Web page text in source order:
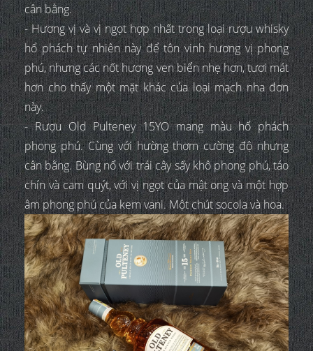
cân bằng.
- Hương vị và vị ngọt hợp nhất trong loại rượu whisky
hổ phách tự nhiên này để tôn vinh hương vị phong
phú, nhưng các nốt hương ven biển nhẹ hơn, tươi mát
hơn cho thấy một mặt khác của loại mạch nha đơn
này.
- Rượu Old Pulteney 15YO mang màu hổ phách
phong phú. Cùng với hường thơm cường độ nhưng
cân bằng. Bùng nổ với trái cây sấy khô phong phú, táo
chín và cam quýt, với vị ngọt của mật ong và một hợp
âm phong phú của kem vani. Một chút socola và hoa.